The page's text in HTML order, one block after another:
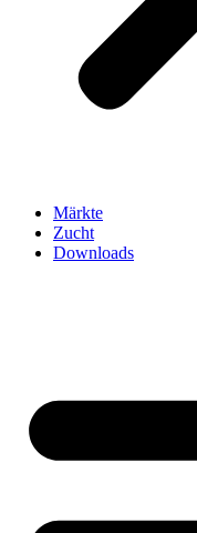
Märkte
Zucht
Downloads